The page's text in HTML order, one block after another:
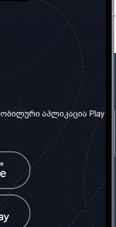
წესები და პირობები
კითხვები
სოციალური ქსელი
აპლიკაცია Play